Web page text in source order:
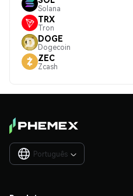
Solana
TRX
Tron
DOGE
Dogecoin
ZEC
Zcash
Português 